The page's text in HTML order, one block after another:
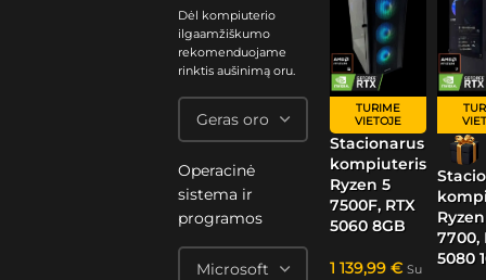
Dėl kompiuterio
ilgaamžiškumo
rekomenduojame
rinktis aušinimą oru.
Operacinė
sistema ir
programos
TURIME
VIETOJE
Stacionarus
kompiuteris
Ryzen 5
7500F, RTX
5060 8GB
1 139,99 € Su
7700,
5080